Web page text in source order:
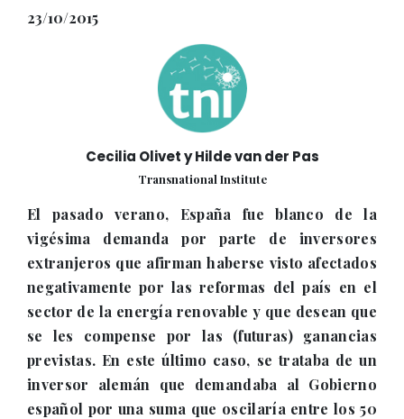
23/10/2015
Cecilia Olivet y Hilde van der Pas
Transnational Institute
El pasado verano, España fue blanco de la
vigésima demanda por parte de inversores
extranjeros que afirman haberse visto afectados
negativamente por las reformas del país en el
sector de la energía renovable y que desean que
se les compense por las (futuras) ganancias
previstas. En este último caso, se trataba de un
inversor alemán que demandaba al Gobierno
español por una suma que oscilaría entre los 50